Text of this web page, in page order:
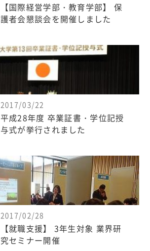
【国際経営学部・教育学部】 保
護者会懇談会を開催しました
2017/03/22
平成28年度 卒業証書・学位記授
与式が挙行されました
2017/02/28
【就職支援】 3年生対象 業界研
究セミナー開催